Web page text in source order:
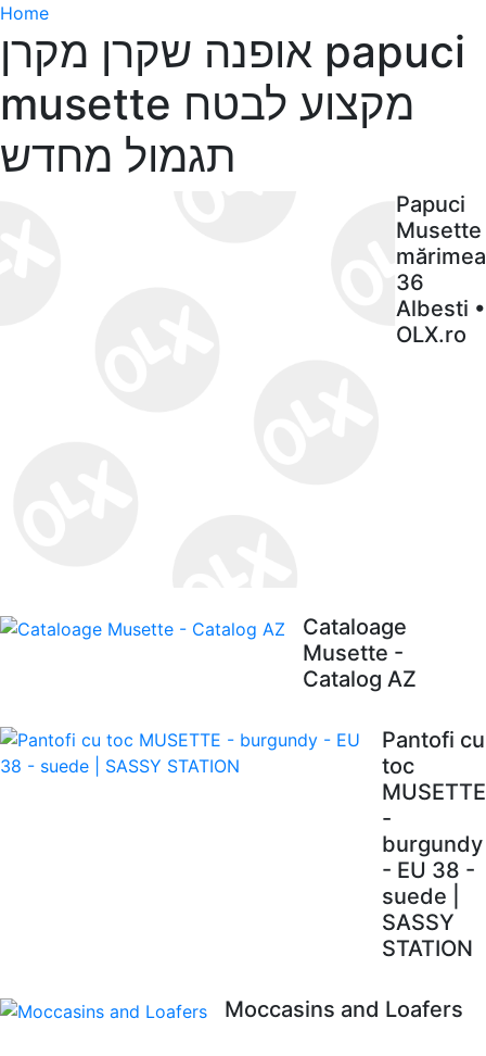
Home
אופנה שקרן מקרן papuci
musette מקצוע לבטח
תגמול מחדש
Papuci
Musette
mărimea
36
Albesti •
OLX.ro
Cataloage
Musette -
Catalog AZ
Pantofi cu
toc
MUSETTE
-
burgundy
- EU 38 -
suede |
SASSY
STATION
Moccasins and Loafers